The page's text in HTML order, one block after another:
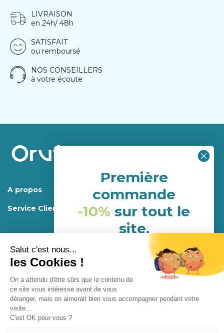
LIVRAISON
en 24h/ 48h
SATISFAIT
ou remboursé
NOS CONSEILLERS
à votre écoute
A propos
Service Client
Conditions générales d’utilisations et de ventes
Confidentialité
Première
commande
-10% sur tout le
site.
(hors porduits déja en
promotion)
NHH24P6G